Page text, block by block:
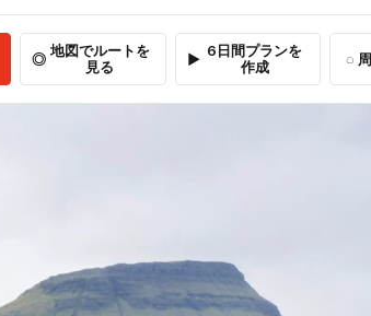
地図でルートを
見る
6日間プランを
作成